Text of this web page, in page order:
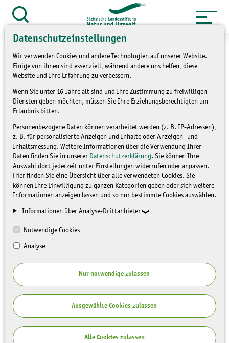
Datenschutzeinstellungen
Wir verwenden Cookies und andere Technologien auf unserer Website.
Einige von ihnen sind essenziell, während andere uns helfen, diese
Website und Ihre Erfahrung zu verbessern.
Wenn Sie unter 16 Jahre alt sind und Ihre Zustimmung zu freiwilligen
Diensten geben möchten, müssen Sie Ihre Erziehungsberechtigten um
Erlaubnis bitten.
Personenbezogene Daten können verarbeitet werden (z. B. IP-Adressen),
z. B. für personalisierte Anzeigen und Inhalte oder Anzeigen- und
Inhaltsmessung. Weitere Informationen über die Verwendung Ihrer
Daten finden Sie in unserer Datenschutzerklärung. Sie können Ihre
Auswahl dort jederzeit unter Einstellungen widerrufen oder anpassen.
Hier finden Sie eine Übersicht über alle verwendeten Cookies. Sie
können Ihre Einwilligung zu ganzen Kategorien geben oder sich weitere
Informationen anzeigen lassen und so nur bestimmte Cookies auswählen.
Informationen über Analyse-Drittanbieter
Notwendige Cookies
Analyse
Nur notwendige zulassen
Ausgewählte Cookies zulassen
Alle Cookies zulassen
Zum
Inhalt
springen
öffnen
Service » Presse und Medien
» Pressemitteilungen
Tageskurs zum
ökologischen Anbau von
Weinreben im Weingut
Hoflößnitz in Radebeul
PRESSEMITTEILUNGEN